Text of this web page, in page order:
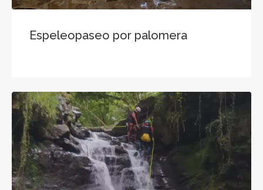
Espeleopaseo por palomera